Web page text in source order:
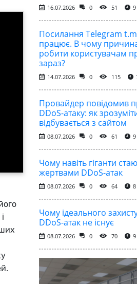
16.07.2026 0 51
Посилання Telegram
працює. В чому
робити користувачам
зараз?
14.07.2026 0 115
Провайдер повідомив
DDoS-атаку: як
відбувається з сайтом
08.07.2026 0 61
Чому навіть гіганти
жертвами DDoS-атак
08.07.2026 0 64
Чому ідеального
DDoS-атак не існує
08.07.2026 0 70